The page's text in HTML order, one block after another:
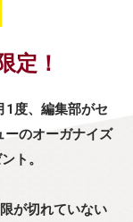
定！
度、編集部がセ
ーのオーガナイズ
ト。
が切れていない